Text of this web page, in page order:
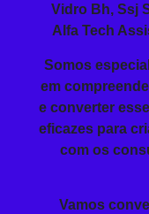
Vidro Bh, Ssj
Alfa Tech
Somos
em
e converter
eficazes para
com os
Vamos